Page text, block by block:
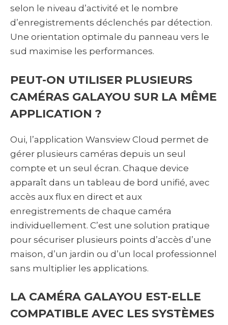
selon le niveau d’activité et le nombre
d’enregistrements déclenchés par détection.
Une orientation optimale du panneau vers le
sud maximise les performances.
PEUT-ON UTILISER PLUSIEURS
CAMÉRAS GALAYOU SUR LA MÊME
APPLICATION ?
Oui, l’application Wansview Cloud permet de
gérer plusieurs caméras depuis un seul
compte et un seul écran. Chaque device
apparaît dans un tableau de bord unifié, avec
accès aux flux en direct et aux
enregistrements de chaque caméra
individuellement. C’est une solution pratique
pour sécuriser plusieurs points d’accès d’une
maison, d’un jardin ou d’un local professionnel
sans multiplier les applications.
LA CAMÉRA GALAYOU EST-ELLE
COMPATIBLE AVEC LES SYSTÈMES